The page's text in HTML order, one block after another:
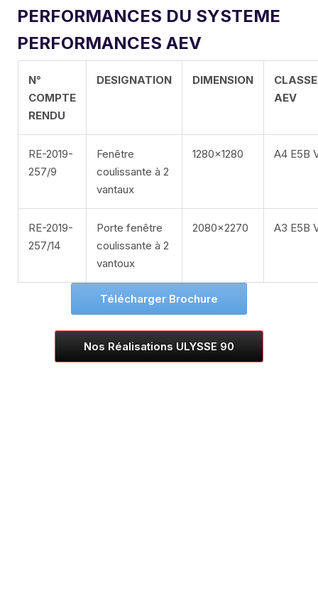
FR
EN
PERFORMANCES DU SYSTEME
PERFORMANCES AEV
N°
COMPTE
RENDU
DESIGNATION DIMENSION
AEV
RE-2019-
257/9
Fenêtre
coulissante à 2
vantaux
1280×1280 A4 E5B
RE-2019-
257/14
Porte fenêtre
coulissante à 2
vantoux
2080×2270 A3 E5B
Télécharger Brochure
Nos Réalisations ULYSSE 90